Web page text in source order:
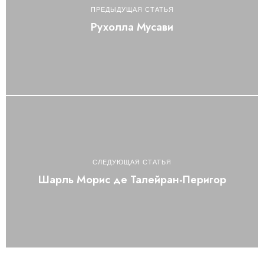
ПРЕДЫДУЩАЯ СТАТЬЯ
Рухолла Мусави
СЛЕДУЮЩАЯ СТАТЬЯ
Шарль Морис де Талейран-Перигор